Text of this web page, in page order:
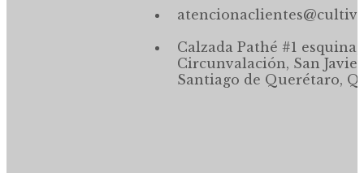
Calzada Pathé #1 esquina,
Circunvalación, San
Santiago de Querétaro,